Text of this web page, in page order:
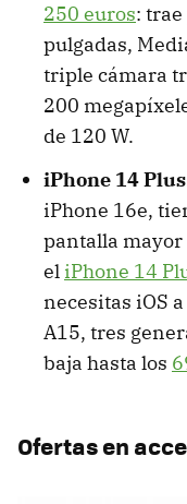
250 euros:
pulgadas,
triple cámara
200
de 120 W.
‌iPhone 14 Plus
iPhone 16e,
pantalla mayor
el iPhone 14
necesitas iOS
A15, tres
baja hasta los
Ofertas en